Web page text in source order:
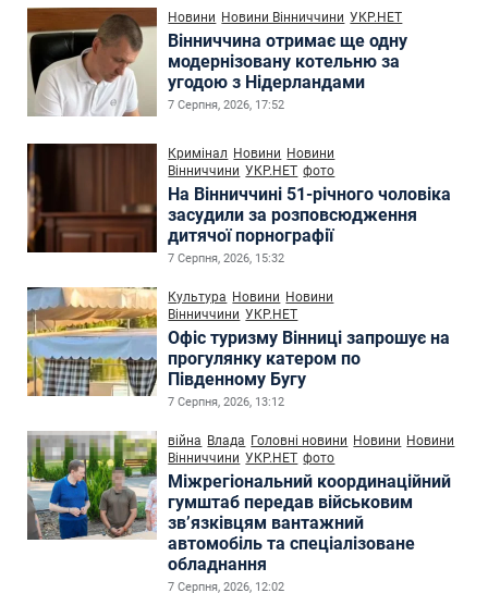
Новини Новини Вінниччини УКР.НЕТ
Вінниччина отримає ще одну
модернізовану котельню за
угодою з Нідерландами
7 Серпня, 2026, 17:52
Кримінал Новини Новини
Вінниччини УКР.НЕТ фото
На Вінниччині 51-річного чоловіка
засудили за розповсюдження
дитячої порнографії
7 Серпня, 2026, 15:32
Культура Новини Новини
Вінниччини УКР.НЕТ
Офіс туризму Вінниці запрошує на
прогулянку катером по
Південному Бугу
7 Серпня, 2026, 13:12
війна Влада Головні новини Новини Новини
Вінниччини УКР.НЕТ фото
Міжрегіональний координаційний
гумштаб передав військовим
зв’язківцям вантажний
автомобіль та спеціалізоване
обладнання
7 Серпня, 2026, 12:02